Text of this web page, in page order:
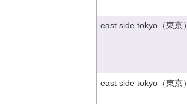
east side tokyo（東京）
east side tokyo（東京）